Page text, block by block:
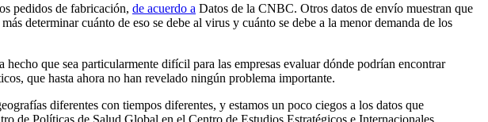
pedidos de fabricación, de acuerdo a Datos de la CNBC. Otros datos de envío muestran que
determinar cuánto de eso se debe al virus y cuánto se debe a la menor demanda de los
que sea particularmente difícil para las empresas evaluar dónde podrían encontrar
que hasta ahora no han revelado ningún problema importante.
diferentes con tiempos diferentes, y estamos un poco ciegos a los datos que
de Políticas de Salud Global en el Centro de Estudios Estratégicos e Internacionales.